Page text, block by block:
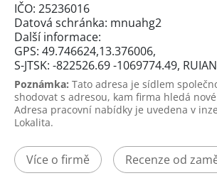
IČO: 25236016
Datová schránka: mnuahg2
Další informace:
GPS: 49.746624,13.376006,
S-JTSK: -822526.69 -1069774.49,
Poznámka: Tato adresa je sídlem
shodovat s adresou, kam firma hledá
Adresa pracovní nabídky je uvedena v
Lokalita.
Více o firmě Recenze od